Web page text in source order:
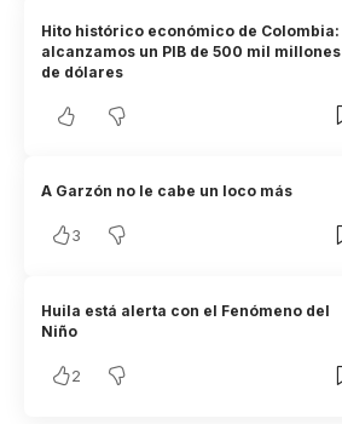
Hito histórico económico de Colombia:
alcanzamos un PIB de 500 mil millones
de dólares
A Garzón no le cabe un loco más
3
Huila está alerta con el Fenómeno del
Niño
2